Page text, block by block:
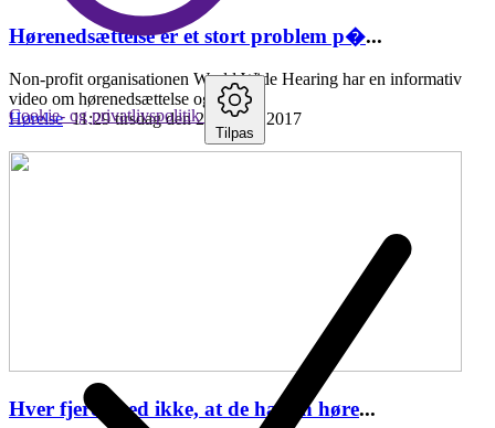
Hørenedsættelse er et stort problem p�...
Non-profit organisationen World Wide Hearing har en informativ
video om hørenedsættelse og fordele
Hørelse 11:29 tirsdag den 25. april , 2017
Hver fjerde ved ikke, at de har en høre...
Cookie- og privatlivspolitik
Tilpas